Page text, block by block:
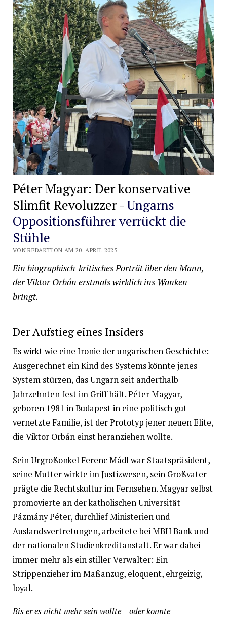
Péter Magyar: Der konservative
Slimfit Revoluzzer - Ungarns
Oppositionsführer verrückt die
Stühle
VON REDAKTION AM 20. APRIL 2025
Ein biographisch-kritisches Porträt über den Mann,
der Viktor Orbán erstmals wirklich ins Wanken
bringt.
Der Aufstieg eines Insiders
Es wirkt wie eine Ironie der ungarischen Geschichte:
Ausgerechnet ein Kind des Systems könnte jenes
System stürzen, das Ungarn seit anderthalb
Jahrzehnten fest im Griff hält. Péter Magyar,
geboren 1981 in Budapest in eine politisch gut
vernetzte Familie, ist der Prototyp jener neuen Elite,
die Viktor Orbán einst heranziehen wollte.
Sein Urgroßonkel Ferenc Mádl war Staatspräsident,
seine Mutter wirkte im Justizwesen, sein Großvater
prägte die Rechtskultur im Fernsehen. Magyar selbst
promovierte an der katholischen Universität
Pázmány Péter, durchlief Ministerien und
Auslandsvertretungen, arbeitete bei MBH Bank und
der nationalen Studienkreditanstalt. Er war dabei
immer mehr als ein stiller Verwalter: Ein
Strippenzieher im Maßanzug, eloquent, ehrgeizig,
loyal.
Bis er es nicht mehr sein wollte – oder konnte